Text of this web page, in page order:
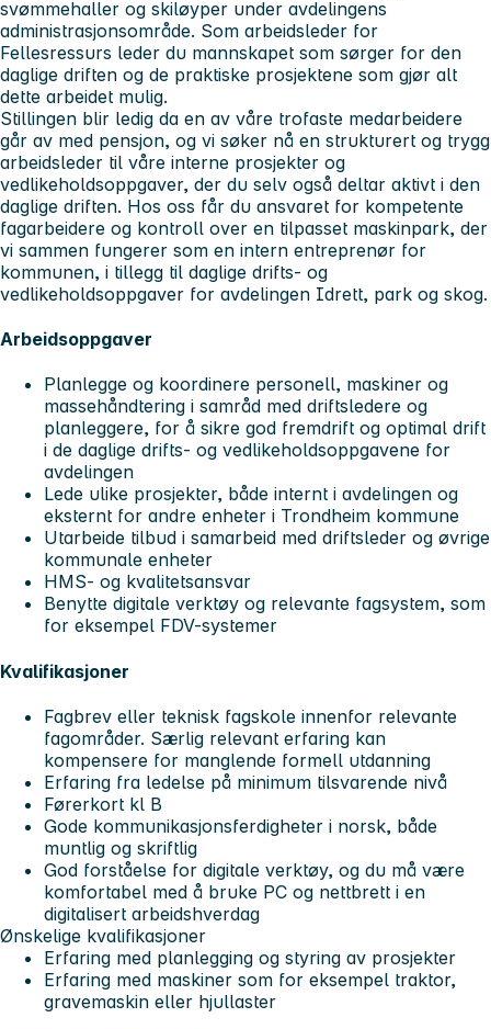
svømmehaller og skiløyper under avdelingens
administrasjonsområde. Som arbeidsleder for
Fellesressurs leder du mannskapet som sørger for den
daglige driften og de praktiske prosjektene som gjør alt
dette arbeidet mulig.
Stillingen blir ledig da en av våre trofaste medarbeidere
går av med pensjon, og vi søker nå en strukturert og trygg
arbeidsleder til våre interne prosjekter og
vedlikeholdsoppgaver, der du selv også deltar aktivt i den
daglige driften. Hos oss får du ansvaret for kompetente
fagarbeidere og kontroll over en tilpasset maskinpark, der
vi sammen fungerer som en intern entreprenør for
kommunen, i tillegg til daglige drifts- og
vedlikeholdsoppgaver for avdelingen Idrett, park og skog.
Arbeidsoppgaver
Planlegge og koordinere personell, maskiner og
massehåndtering i samråd med driftsledere og
planleggere, for å sikre god fremdrift og optimal drift
i de daglige drifts- og vedlikeholdsoppgavene for
avdelingen
Lede ulike prosjekter, både internt i avdelingen og
eksternt for andre enheter i Trondheim kommune
Utarbeide tilbud i samarbeid med driftsleder og øvrige
kommunale enheter
HMS- og kvalitetsansvar
Benytte digitale verktøy og relevante fagsystem, som
for eksempel FDV-systemer
Kvalifikasjoner
Fagbrev eller teknisk fagskole innenfor relevante
fagområder. Særlig relevant erfaring kan
kompensere for manglende formell utdanning
Erfaring fra ledelse på minimum tilsvarende nivå
Førerkort kl B
Gode kommunikasjonsferdigheter i norsk, både
muntlig og skriftlig
God forståelse for digitale verktøy, og du må være
komfortabel med å bruke PC og nettbrett i en
digitalisert arbeidshverdag
Ønskelige kvalifikasjoner
Erfaring med planlegging og styring av prosjekter
Erfaring med maskiner som for eksempel traktor,
gravemaskin eller hjullaster